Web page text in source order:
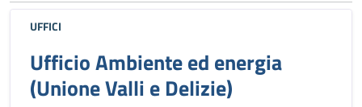
UFFICI
Ufficio Ambiente ed energia
(Unione Valli e Delizie)